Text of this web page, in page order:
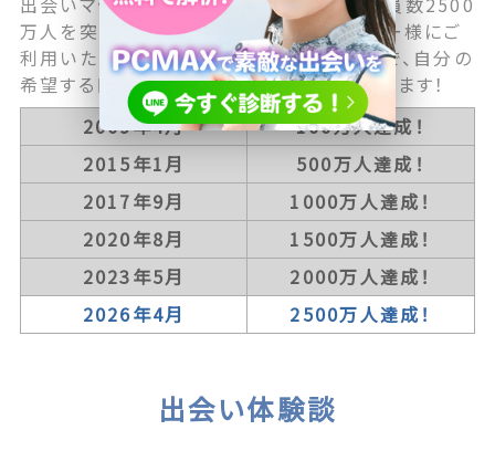
万人を突破！ 現在ではさらに多くのユーザー様にご
利用いただいております。 会員数が多いので、自分の
希望する目的とピッタリ合うお相手と出会えます！
2009年4月
100万人達成！
2015年1月
500万人達成！
2017年9月
1000万人達成！
2020年8月
1500万人達成！
2023年5月
2000万人達成！
2026年4月
2500万人達成！
出会い体験談